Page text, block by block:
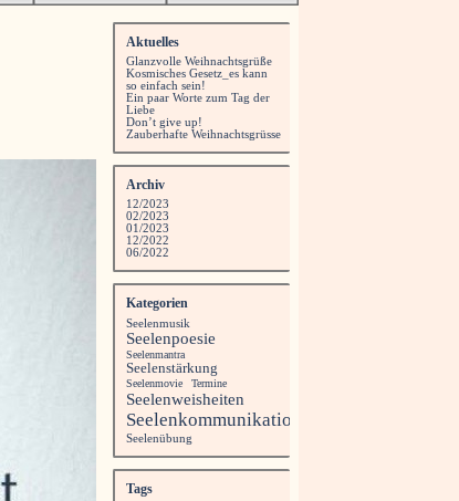
Aktuelles
Glanzvolle Weihnachtsgrüße
Kosmisches Gesetz_es kann
so einfach sein!
Ein paar Worte zum Tag der
Liebe
Don’t give up!
Zauberhafte Weihnachtsgrüsse
Archiv
12/2023
02/2023
01/2023
12/2022
06/2022
Kategorien
Seelenmusik
Seelenpoesie
Seelenmantra
Seelenstärkung
Seelenmovie Termine
Seelenweisheiten
Seelenkommunikation
Seelenübung
Tags